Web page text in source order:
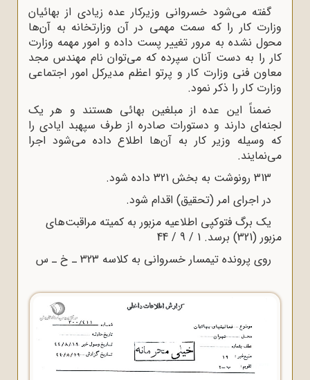
گفته می‌شود خسروانی وزیرکار عده زیادی از بهائیان
وزارت کار را که سمت مهمی در آن وزارتخانه به آن‌ها
محول نشده به مرور تغییر پست داده و امور مهمه وزارت
کار را به ‌دست آنان سپرده که می‌توان نام مهندس مجد
معاون فنی وزارت کار و پرتو اعظم مدیرکل امور اجتماعی
وزارت کار را ذکر نمود.
ضمناً‌ این عده از مبلغین بهائی هستند و هر یک
لجنه‌ای دارند و دستورات صادره از طرف سپهبد ایادی را
که وسیله وزیر کار به آن‌ها اطلاع داده می‌شود اجرا
می‌نمایند.
313 رونوشت به بخش 321 داده شود.
در اجرای امر (تحقیق) اقدام شود.
یک برگ فتوکپی اطلاعیه مزبور به کمیته مراقبت‌های
مزبور (321) برسد. 1 / 9 / 44
روی پرونده تیمسار خسروانی به کلاسه 323 ـ خ ـ س